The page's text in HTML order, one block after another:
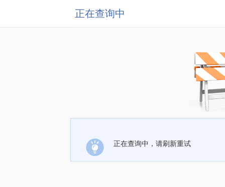
正在查询中
正在查询中，请刷新重试